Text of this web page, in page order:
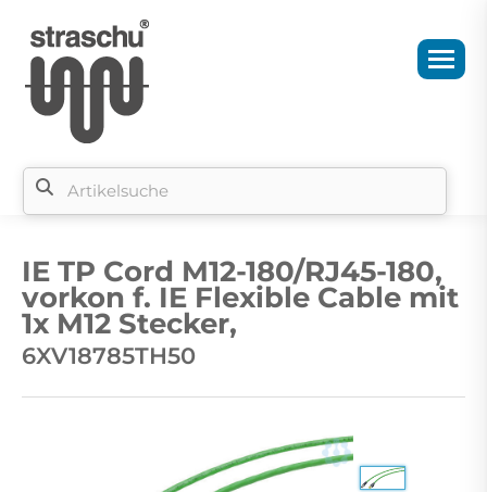
IE TP Cord M12-180/RJ45-180,
vorkon f. IE Flexible Cable mit
1x M12 Stecker,
6XV18785TH50